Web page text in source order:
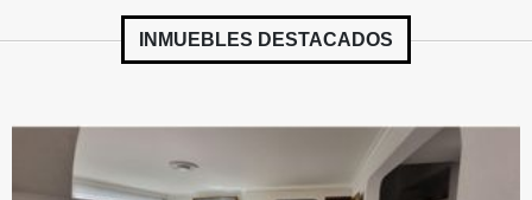
INMUEBLES DESTACADOS